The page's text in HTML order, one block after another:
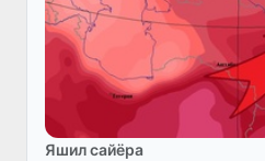
Яшил сайёра